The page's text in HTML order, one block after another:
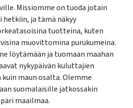
Missiomme on tuoda jotain
hetkiin, ja tämä näkyy
tuotteina, kuten
muovittomina purukumeina.
löytämään ja tuomaan maahan
nykypäivän kuluttajien
maun osalta. Olemme
suomalaisille jatkossakin
maailmaa.